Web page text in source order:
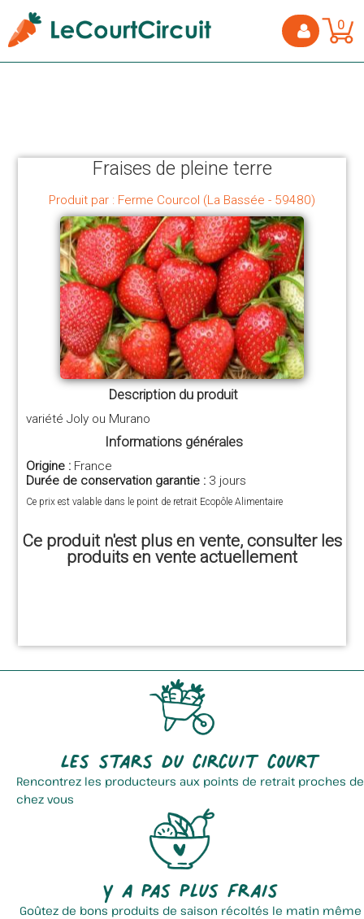
0
Fraises de pleine terre
Produit par : Ferme Courcol (La Bassée - 59480)
Description du produit
variété Joly ou Murano
Informations générales
Origine : France
Durée de conservation garantie : 3 jours
Ce prix est valable dans le point de retrait Ecopôle Alimentaire
Ce produit n'est plus en vente, consulter les
produits en vente actuellement
Les stars du circuit court
Rencontrez les producteurs aux points de retrait proches de
chez vous
Y a pas plus frais
Goûtez de bons produits de saison récoltés le matin même